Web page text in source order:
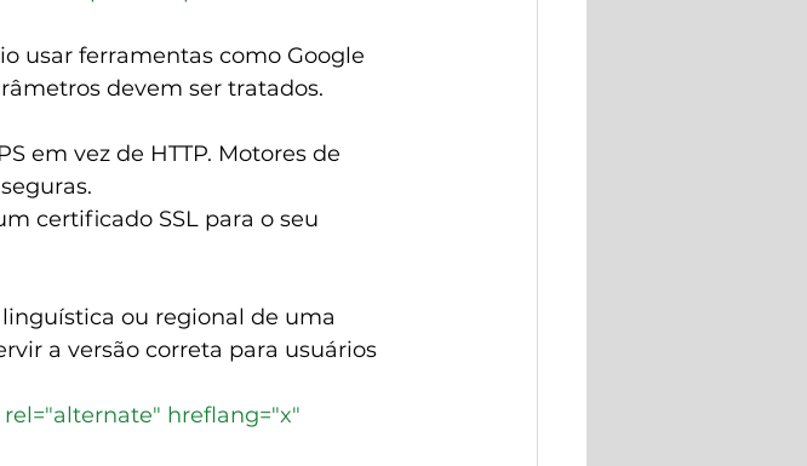
usar ferramentas como Google
devem ser tratados.
em vez de HTTP. Motores de
certificado SSL para o seu
ou regional de uma
a versão correta para usuários
rel="alternate" hreflang="x"